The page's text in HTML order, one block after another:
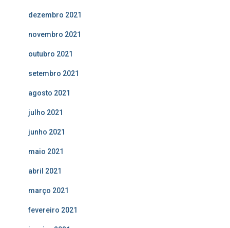
dezembro 2021
novembro 2021
outubro 2021
setembro 2021
agosto 2021
julho 2021
junho 2021
maio 2021
abril 2021
março 2021
fevereiro 2021